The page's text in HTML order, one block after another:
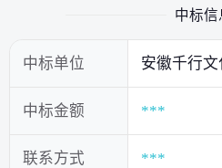
中标信
中标单位 安徽千行
中标金额 ***
联系方式 ***